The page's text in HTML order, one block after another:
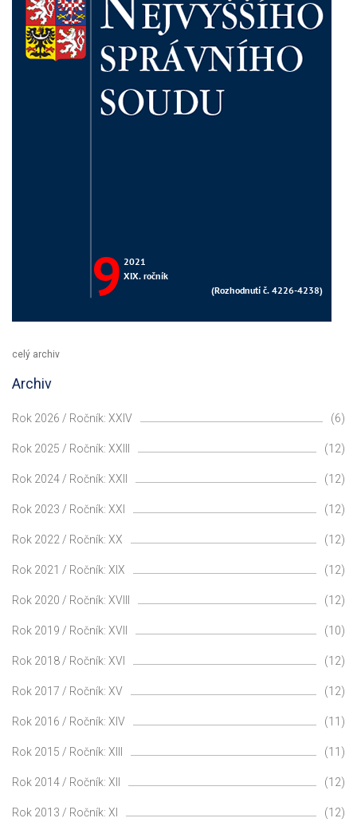
celý archiv
Archiv
Rok 2026 / Ročník: XXIV (6)
Rok 2025 / Ročník: XXIII (12)
Rok 2024 / Ročník: XXII (12)
Rok 2023 / Ročník: XXI (12)
Rok 2022 / Ročník: XX (12)
Rok 2021 / Ročník: XIX (12)
Rok 2020 / Ročník: XVIII (12)
Rok 2019 / Ročník: XVII (10)
Rok 2018 / Ročník: XVI (12)
Rok 2017 / Ročník: XV (12)
Rok 2016 / Ročník: XIV (11)
Rok 2015 / Ročník: XIII (11)
Rok 2014 / Ročník: XII (12)
Rok 2013 / Ročník: XI (12)